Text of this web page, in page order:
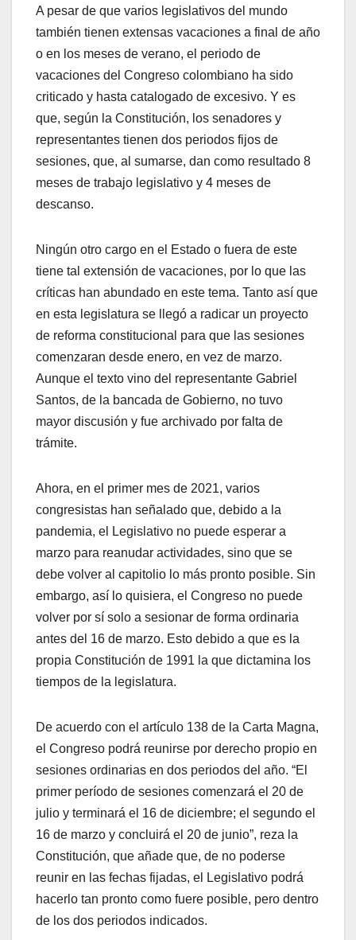
A pesar de que varios legislativos del mundo
también tienen extensas vacaciones a final de año
o en los meses de verano, el periodo de
vacaciones del Congreso colombiano ha sido
criticado y hasta catalogado de excesivo. Y es
que, según la Constitución, los senadores y
representantes tienen dos periodos fijos de
sesiones, que, al sumarse, dan como resultado 8
meses de trabajo legislativo y 4 meses de
descanso.
Ningún otro cargo en el Estado o fuera de este
tiene tal extensión de vacaciones, por lo que las
críticas han abundado en este tema. Tanto así que
en esta legislatura se llegó a radicar un proyecto
de reforma constitucional para que las sesiones
comenzaran desde enero, en vez de marzo.
Aunque el texto vino del representante Gabriel
Santos, de la bancada de Gobierno, no tuvo
mayor discusión y fue archivado por falta de
trámite.
Ahora, en el primer mes de 2021, varios
congresistas han señalado que, debido a la
pandemia, el Legislativo no puede esperar a
marzo para reanudar actividades, sino que se
debe volver al capitolio lo más pronto posible. Sin
embargo, así lo quisiera, el Congreso no puede
volver por sí solo a sesionar de forma ordinaria
antes del 16 de marzo. Esto debido a que es la
propia Constitución de 1991 la que dictamina los
tiempos de la legislatura.
De acuerdo con el artículo 138 de la Carta Magna,
el Congreso podrá reunirse por derecho propio en
sesiones ordinarias en dos periodos del año. “El
primer período de sesiones comenzará el 20 de
julio y terminará el 16 de diciembre; el segundo el
16 de marzo y concluirá el 20 de junio”, reza la
Constitución, que añade que, de no poderse
reunir en las fechas fijadas, el Legislativo podrá
hacerlo tan pronto como fuere posible, pero dentro
de los dos periodos indicados.